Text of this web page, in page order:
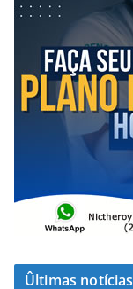
Ûltimas notícias